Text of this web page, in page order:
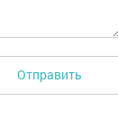
Отправить